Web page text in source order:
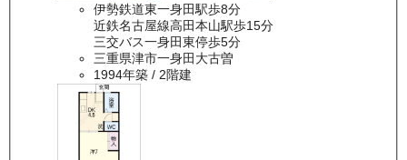
伊勢鉄道東一身田駅歩8分
近鉄名古屋線高田本山駅歩15分
三交バス一身田東停歩5分
三重県津市一身田大古曽
1994年築/ 2階建